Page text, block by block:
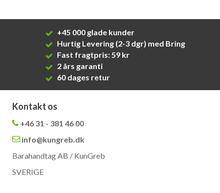
+45 000 glade kunder
Hurtig Levering (2-3 dgr) med Bring
Fast fragtpris: 59 kr
2 års garanti
60 dages retur
Kontakt os
+46 31 - 381 46 00
info@kungreb.dk
Barahandtag AB / KunGreb
SVERIGE